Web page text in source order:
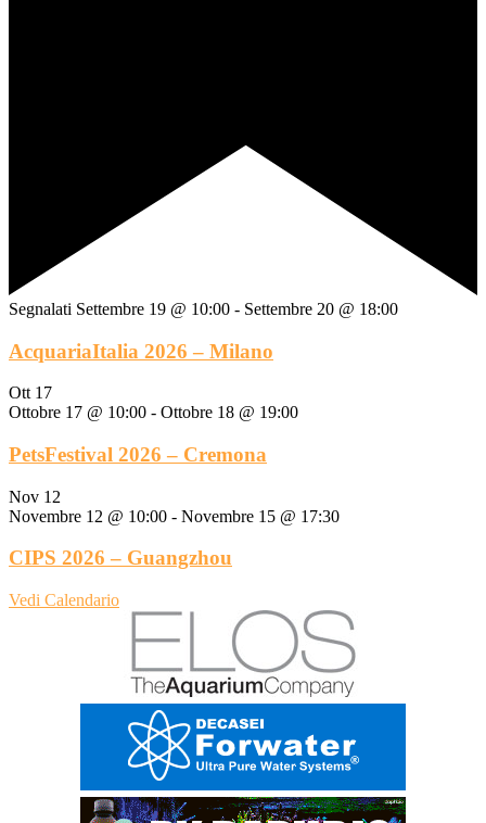
Segnalati Settembre 19 @ 10:00 - Settembre 20 @ 18:00
AcquariaItalia 2026 – Milano
Ott 17
Ottobre 17 @ 10:00 - Ottobre 18 @ 19:00
PetsFestival 2026 – Cremona
Nov 12
Novembre 12 @ 10:00 - Novembre 15 @ 17:30
CIPS 2026 – Guangzhou
Vedi Calendario